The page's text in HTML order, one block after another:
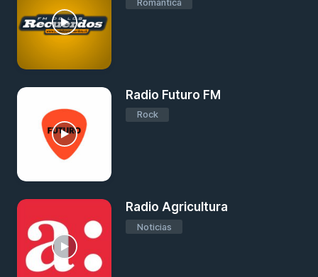
Romántica
Radio Futuro FM
Rock
Radio Agricultura
Noticias